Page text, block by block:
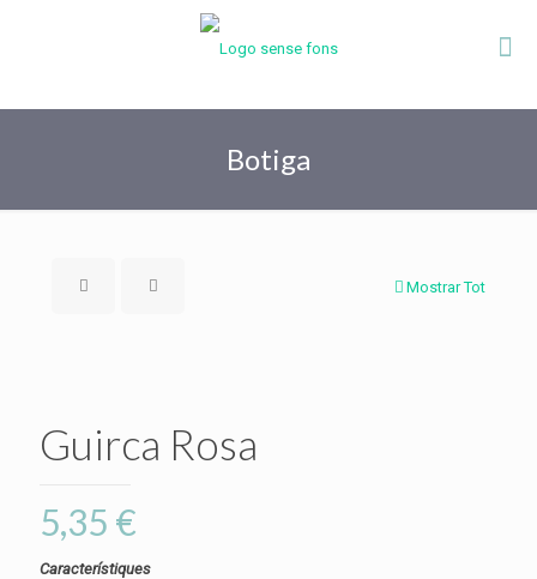
Botiga
Mostrar Tot
Guirca Rosa
5,35 €
Característiques